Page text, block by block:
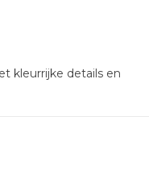
kleurrijke details en